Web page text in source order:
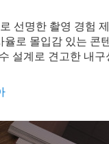
선명한 촬영 경험
로 몰입감 있는 콘
설계로 견고한 내